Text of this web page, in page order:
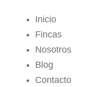
Inicio
Fincas
Nosotros
Blog
Contacto